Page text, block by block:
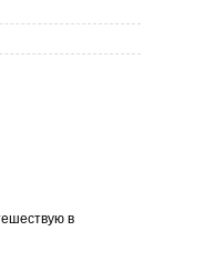
в